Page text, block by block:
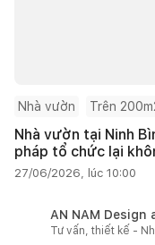
Nhà vườn Trên
Nhà vườn tại Ninh
pháp tổ chức lại
27/06/2026, lúc 10:00
AN NAM Design
Tư vấn, thiết kế -